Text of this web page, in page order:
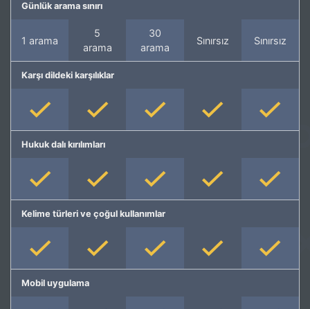
Günlük arama sınırı
1 arama
5
arama
30
arama
Sınırsız Sınırsız
Karşı dildeki karşılıklar
Hukuk dalı kırılımları
Kelime türleri ve çoğul kullanımlar
Mobil uygulama